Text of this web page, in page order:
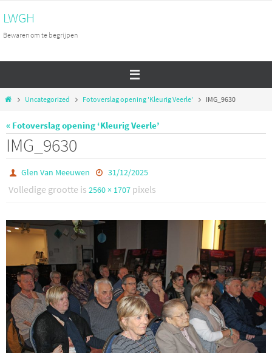
naar
de
LWGH
Bewaren om te begrijpen
HomeUncategorized Fotoverslag opening 'Kleurig Veerle' IMG_9630
« Fotoverslag opening ‘Kleurig Veerle’
IMG_9630
Glen Van Meeuwen 31/12/2025
Volledige grootte is 2560 × 1707 pixels